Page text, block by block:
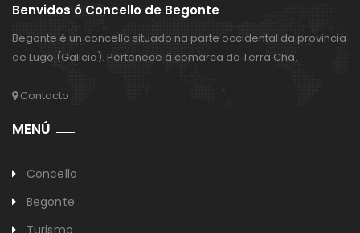
Benvidos ó Concello de Begonte
Begonte é un concello situado na parte occidental da provincia
de Lugo (Galicia). Pertenece á comarca da Terra Chá.
Contacto
MENÚ
Concello
Begonte
Turismo